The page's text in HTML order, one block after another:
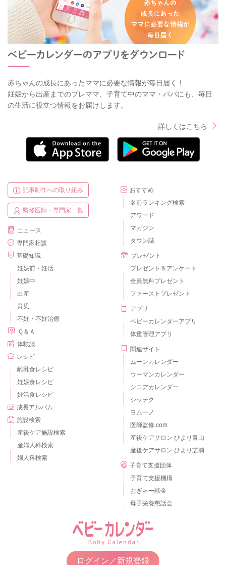
赤ちゃんの成長にあったママに必要な情報が毎日届く！
妊娠から出産までのプレママ、子育て中のママ・パパにも、毎日
の生活に役立つ情報をお届けします。
詳しくはこちら
記事制作への取り組み
監修医師・専門家一覧
ニュース
専門家相談
基礎知識
妊娠前・妊活
妊娠中
出産
育児
不妊・不妊治療
Ｑ＆Ａ
体験談
レシピ
離乳食レシピ
妊娠食レシピ
妊活食レシピ
成長アルバム
施設検索
産後ケア施設検索
産婦人科検索
婦人科検索
おすすめ
名前ランキング検索
アワード
マガジン
タウン誌
プレゼント
プレゼント＆アンケート
全員無料プレゼント
ファーストプレゼント
アプリ
ベビーカレンダーアプリ
体重管理アプリ
関連サイト
ムーンカレンダー
ウーマンカレンダー
シニアカレンダー
シッテク
ヨムーノ
医師監修.com
産後ケアサロン ひより青山
産後ケアサロン ひより芝浦
子育て支援団体
子育て支援機構
おぎゃー献金
母子栄養懇話会
ログイン／新規登録